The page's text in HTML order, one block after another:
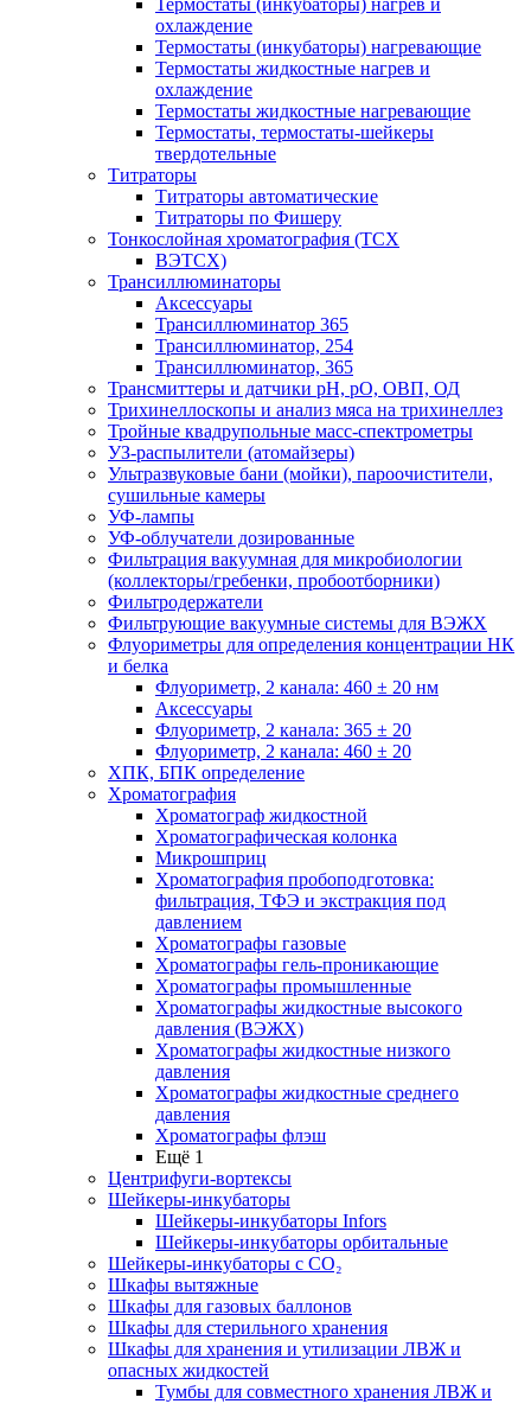
Термостаты (инкубаторы) нагрев и
охлаждение
Термостаты (инкубаторы) нагревающие
Термостаты жидкостные нагрев и
охлаждение
Термостаты жидкостные нагревающие
Термостаты, термостаты-шейкеры
твердотельные
Титраторы
Титраторы автоматические
Титраторы по Фишеру
Тонкослойная хроматография (ТСХ
ВЭТСХ)
Трансиллюминаторы
Аксессуары
Трансиллюминатор 365
Трансиллюминатор, 254
Трансиллюминатор, 365
Трансмиттеры и датчики рН, рО, ОВП, ОД
Трихинеллоскопы и анализ мяса на трихинеллез
Тройные квадрупольные масс-спектрометры
УЗ-распылители (атомайзеры)
Ультразвуковые бани (мойки), пароочистители,
сушильные камеры
УФ-лампы
УФ-облучатели дозированные
Фильтрация вакуумная для микробиологии
(коллекторы/гребенки, пробоотборники)
Фильтродержатели
Фильтрующие вакуумные системы для ВЭЖХ
Флуориметры для определения концентрации НК
и белка
Флуориметр, 2 канала: 460 ± 20 нм
Аксессуары
Флуориметр, 2 канала: 365 ± 20
Флуориметр, 2 канала: 460 ± 20
ХПК, БПК определение
Хроматография
Хроматограф жидкостной
Хроматографическая колонка
Микрошприц
Хроматография пробоподготовка:
фильтрация, ТФЭ и экстракция под
давлением
Хроматографы газовые
Хроматографы гель-проникающие
Хроматографы промышленные
Хроматографы жидкостные высокого
давления (ВЭЖХ)
Хроматографы жидкостные низкого
давления
Хроматографы жидкостные среднего
давления
Хроматографы флэш
Ещё 1
Центрифуги-вортексы
Шейкеры-инкубаторы
Шейкеры-инкубаторы Infors
Шейкеры-инкубаторы орбитальные
Шейкеры-инкубаторы с CО₂
Шкафы вытяжные
Шкафы для газовых баллонов
Шкафы для стерильного хранения
Шкафы для хранения и утилизации ЛВЖ и
опасных жидкостей
Тумбы для совместного хранения ЛВЖ и